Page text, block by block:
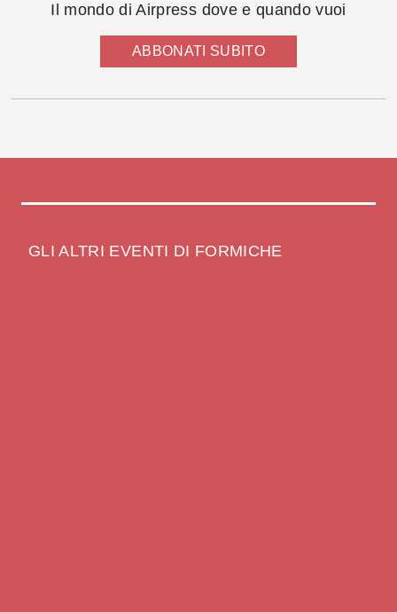
Il mondo di Airpress dove e quando vuoi
ABBONATI SUBITO
GLI ALTRI EVENTI DI FORMICHE